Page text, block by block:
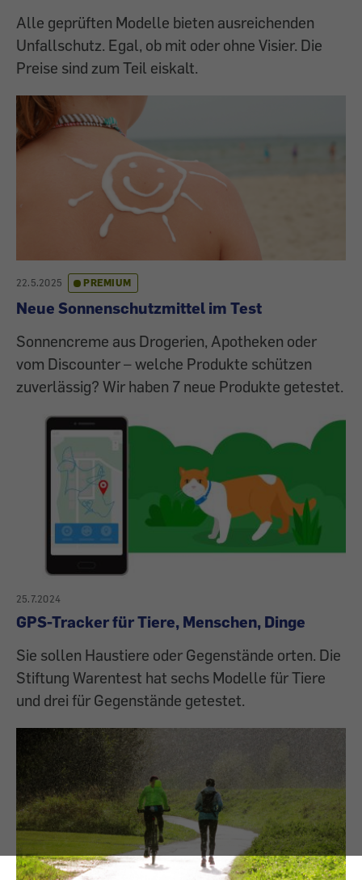
Alle geprüften Modelle bieten ausreichenden
Unfallschutz. Egal, ob mit oder ohne Visier. Die
Preise sind zum Teil eiskalt.
22.5.2025 PREMIUM
Neue Sonnenschutzmittel im Test
Sonnencreme aus Drogerien, Apotheken oder
vom Discounter – welche Produkte schützen
zuverlässig? Wir haben 7 neue Produkte getestet.
25.7.2024
GPS-Tracker für Tiere, Menschen, Dinge
Sie sollen Haustiere oder Gegenstände orten. Die
Stiftung Warentest hat sechs Modelle für Tiere
und drei für Gegenstände getestet.